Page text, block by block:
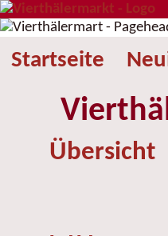
Startseite
Übersicht